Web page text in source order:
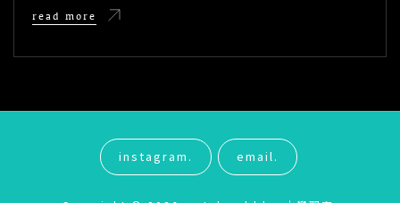
read more
禹
這
求
不
是
平
instagram. email.